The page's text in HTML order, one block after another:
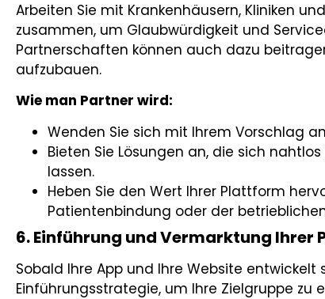
Arbeiten Sie mit Krankenhäusern, Kliniken
zusammen, um Glaubwürdigkeit und
Partnerschaften können auch dazu
aufzubauen.
Wie man Partner wird:
Wenden Sie sich mit Ihrem Vorschlag
Bieten Sie Lösungen an, die sich
lassen.
Heben Sie den Wert Ihrer Plattform
Patientenbindung oder der
6. Einführung und Vermarktung
Sobald Ihre App und Ihre Website entwickelt
Einführungsstrategie, um Ihre Zielgruppe zu